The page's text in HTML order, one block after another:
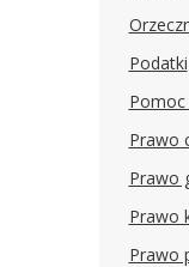
Podatki
Pomoc
Prawo
Prawo
Prawo
Prawo